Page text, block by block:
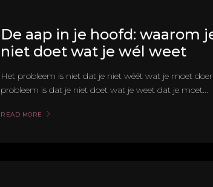
De aap in je hoofd: waarom
niet doet wat je wél weet
Het probleem is niet dat je niet wéét wat je moet
probleem is dat je niet doet wat je weet dat je moet...
READ MORE